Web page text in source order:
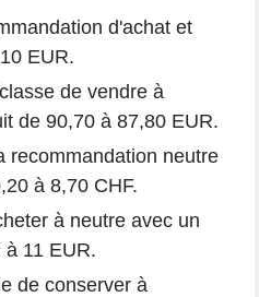
d'achat et
EUR.
de vendre à
de 90,70 à 87,80 EUR.
recommandation neutre
à 8,70 CHF.
à neutre avec un
11 EUR.
de conserver à